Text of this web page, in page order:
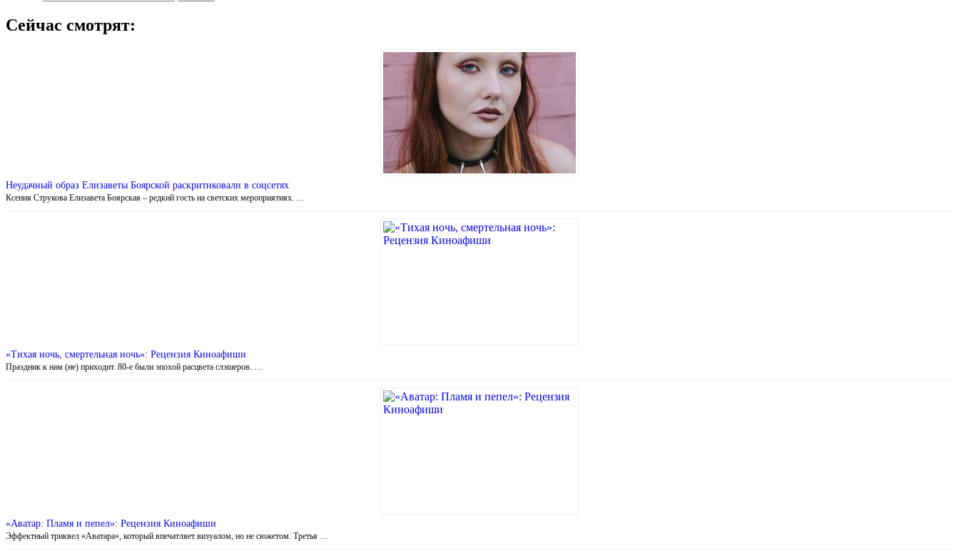
Сейчас смотрят:
Неудачный образ Елизаветы Боярской раскритиковали в соцсетях
Ксения Струкова Елизавета Боярская – редкий гость на светских мероприятиях. …
«Тихая ночь, смертельная ночь»: Рецензия Киноафиши
Праздник к нам (не) приходит. 80-е были эпохой расцвета слэшеров. …
«Аватар: Пламя и пепел»: Рецензия Киноафиши
Эффектный триквел «Аватара», который впечатляет визуалом, но не сюжетом. Третья …